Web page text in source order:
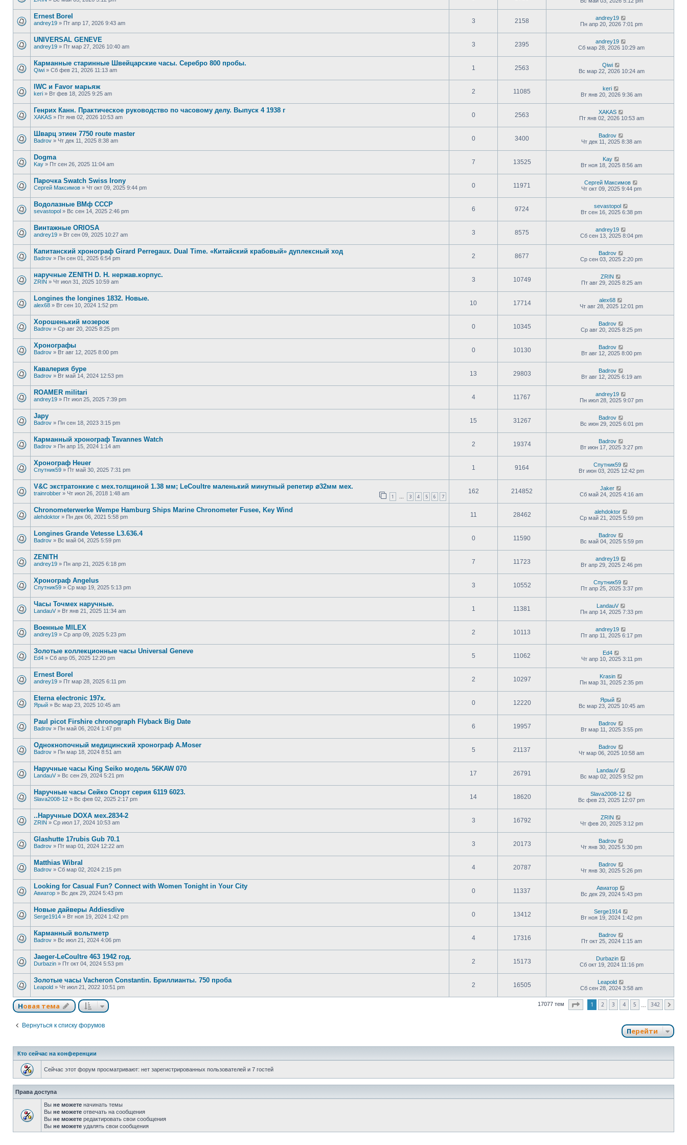
Ernest Borel
andrey19 » Пт апр 17, 2026 9:43 am 3 2158
andrey19
Пн апр 20, 2026 7:01 pm
UNIVERSAL GENEVE
andrey19 » Пт мар 27, 2026 10:40 am 3 2395
andrey19
Сб мар 28, 2026 10:29 am
Карманные старинные Швейцарские часы. Серебро 800 пробы.
Qiwi » Сб фев 21, 2026 11:13 am 1 2563
Qiwi
Вс мар 22, 2026 10:24 am
IWC и Favor марьяж
keri » Вт фев 18, 2025 9:25 am 2 11085
keri
Вт янв 20, 2026 9:36 am
Генрих Канн. Практическое руководство по часовому делу. Выпуск 4 1938 г
XAKAS » Пт янв 02, 2026 10:53 am 0 2563
XAKAS
Пт янв 02, 2026 10:53 am
Шварц этиен 7750 route master
Badrov » Чт дек 11, 2025 8:38 am 0 3400
Badrov
Чт дек 11, 2025 8:38 am
Dogma
Kay » Пт сен 26, 2025 11:04 am 7 13525
Kay
Вт ноя 18, 2025 8:56 am
Парочка Swatch Swiss Irony
Сергей Максимов » Чт окт 09, 2025 9:44 pm 0 11971
Сергей Максимов
Чт окт 09, 2025 9:44 pm
Водолазные ВМф СССР
sevastopol » Вс сен 14, 2025 2:46 pm 6 9724
sevastopol
Вт сен 16, 2025 6:38 pm
Винтажные ORIOSA
andrey19 » Вт сен 09, 2025 10:27 am 3 8575
andrey19
Сб сен 13, 2025 8:04 pm
Капитанский хронограф Girard Perregaux. Dual Time. «Китайский крабовый» дуплексный ход
Badrov » Пн сен 01, 2025 6:54 pm 2 8677
Badrov
Ср сен 03, 2025 2:20 pm
наручные ZENITH D. H. нержав.корпус.
ZRIN » Чт июл 31, 2025 10:59 am 3 10749
ZRIN
Пт авг 29, 2025 8:25 am
Longines the longines 1832. Новые.
alex68 » Вт сен 10, 2024 1:52 pm 10 17714
alex68
Чт авг 28, 2025 12:01 pm
Хорошенький мозерок
Badrov » Ср авг 20, 2025 8:25 pm 0 10345
Badrov
Ср авг 20, 2025 8:25 pm
Хронографы
Badrov » Вт авг 12, 2025 8:00 pm 0 10130
Badrov
Вт авг 12, 2025 8:00 pm
Кавалерия буре
Badrov » Вт май 14, 2024 12:53 pm 13 29803
Badrov
Вт авг 12, 2025 6:19 am
ROAMER militari
andrey19 » Пт июл 25, 2025 7:39 pm 4 11767
andrey19
Пн июл 28, 2025 9:07 pm
Japy
Badrov » Пн сен 18, 2023 3:15 pm 15 31267
Badrov
Вс июн 29, 2025 6:01 pm
Карманный хронограф Tavannes Watch
Badrov » Пн апр 15, 2024 1:14 am 2 19374
Badrov
Вт июн 17, 2025 3:27 pm
Хронограф Heuer
Спутник59 » Пт май 30, 2025 7:31 pm 1 9164
Спутник59
Вт июн 03, 2025 12:42 pm
V&С экcтратoнкиe с мех.толщиной 1.38 мм; LеСоultre маленький минутный peпeтиp ⌀32мм мех.
trainrobber » Чт июл 26, 2018 1:48 am 1 … 3 4 5 6 7
162 214852
Jaker
Сб май 24, 2025 4:16 am
Chronometerwerke Wempe Hamburg Ships Marine Chronometer Fusee, Key Wind
alehdoktor » Пн дек 06, 2021 5:58 pm 11 28462
alehdoktor
Ср май 21, 2025 5:59 pm
Longines Grande Vetesse L3.636.4
Badrov » Вс май 04, 2025 5:59 pm 0 11590
Badrov
Вс май 04, 2025 5:59 pm
ZENITH
andrey19 » Пн апр 21, 2025 6:18 pm 7 11723
andrey19
Вт апр 29, 2025 2:46 pm
Хронограф Angelus
Спутник59 » Ср мар 19, 2025 5:13 pm 3 10552
Спутник59
Пт апр 25, 2025 3:37 pm
Часы Точмех наручные.
LandauV» Вт янв 21, 2025 11:34 am 1 11381
LandauV
Пн апр 14, 2025 7:33 pm
Военные MILEX
andrey19 » Ср апр 09, 2025 5:23 pm 2 10113
andrey19
Пт апр 11, 2025 6:17 pm
Золотые коллекционные часы Universal Geneve
Ed4 » Сб апр 05, 2025 12:20 pm 5 11062
Ed4
Чт апр 10, 2025 3:11 pm
Ernest Borel
andrey19 » Пт мар 28, 2025 6:11 pm 2 10297
Krasin
Пн мар 31, 2025 2:35 pm
Eterna electronic 197х.
Ярый » Вс мар 23, 2025 10:45 am 0 12220
Ярый
Вс мар 23, 2025 10:45 am
Paul picot Firshire chronograph Flyback Big Date
Badrov » Пн май 06, 2024 1:47 pm 6 19957
Badrov
Вт мар 11, 2025 3:55 pm
Однокнопочный медицинский хронограф A.Moser
Badrov » Пн мар 18, 2024 8:51 am 5 21137
Badrov
Чт мар 06, 2025 10:58 am
Наручные часы King Seiko модель 56KAW 070
LandauV» Вс сен 29, 2024 5:21 pm 17 26791
LandauV
Вс мар 02, 2025 9:52 pm
Наручные часы Сейко Спорт серия 6119 6023.
Slava2008-12 » Вс фев 02, 2025 2:17 pm 14 18620
Slava2008-12
Вс фев 23, 2025 12:07 pm
..Наручные DOXA мех.2834-2
ZRIN » Ср июл 17, 2024 10:53 am 3 16792
ZRIN
Чт фев 20, 2025 3:12 pm
Glashutte 17rubis Gub 70.1
Badrov » Пт мар 01, 2024 12:22 am 3 20173
Badrov
Чт янв 30, 2025 5:30 pm
Matthias Wibral
Badrov » Сб мар 02, 2024 2:15 pm 4 20787
Badrov
Чт янв 30, 2025 5:26 pm
Looking for Casual Fun? Connect with Women Tonight in Your City
Авиатор » Вс дек 29, 2024 5:43 pm 0 11337
Авиатор
Вс дек 29, 2024 5:43 pm
Новые дайверы Addiesdive
Serge1914 » Вт ноя 19, 2024 1:42 pm 0 13412
Serge1914
Вт ноя 19, 2024 1:42 pm
Карманный вольтметр
Badrov » Вс июл 21, 2024 4:06 pm 4 17316
Badrov
Пт окт 25, 2024 1:15 am
Jaeger-LeCoultre 463 1942 год.
Durbazin » Пт окт 04, 2024 5:53 pm 2 15173
Durbazin
Сб окт 19, 2024 11:16 pm
Золотые часы Vacheron Constantin. Бриллианты. 750 проба
Leapold » Чт июл 21, 2022 10:51 pm 2 16505
Leapold
Сб сен 28, 2024 3:58 am
Новая тема 17077 тем Страница из342
1 2 3 4 5 342
Вернуться к списку форумов
Перейти
Кто сейчас на конференции
Сейчас этот форум просматривают: нет зарегистрированных пользователей и 7 гостей
Права доступа
Вы не можете начинать темы
Вы не можете отвечать на сообщения
Вы не можете редактировать свои сообщения
Вы не можете удалять свои сообщения